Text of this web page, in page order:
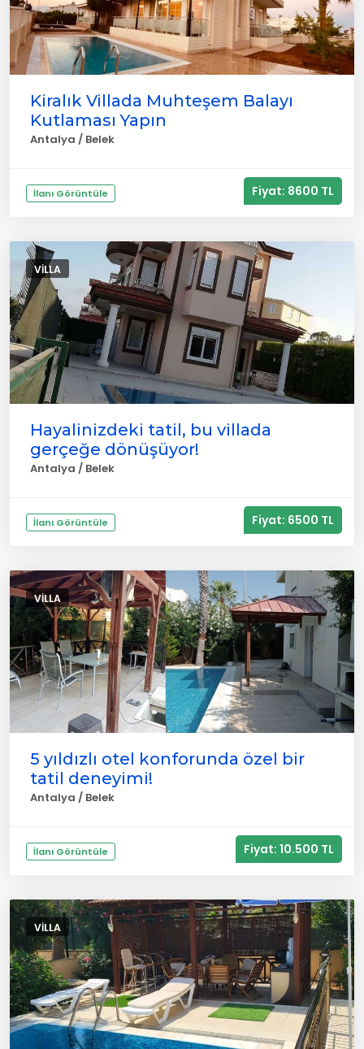
Kiralık Villada Muhteşem Balayı
Kutlaması Yapın
Antalya / Belek
İlanı Görüntüle Fiyat: 8600 TL
VILLA
Hayalinizdeki tatil, bu villada
gerçeğe dönüşüyor!
Antalya / Belek
İlanı Görüntüle Fiyat: 6500 TL
VILLA
5 yıldızlı otel konforunda özel bir
tatil deneyimi!
Antalya / Belek
İlanı Görüntüle Fiyat: 10.500 TL
VILLA